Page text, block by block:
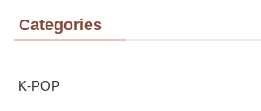
Categories
K-POP